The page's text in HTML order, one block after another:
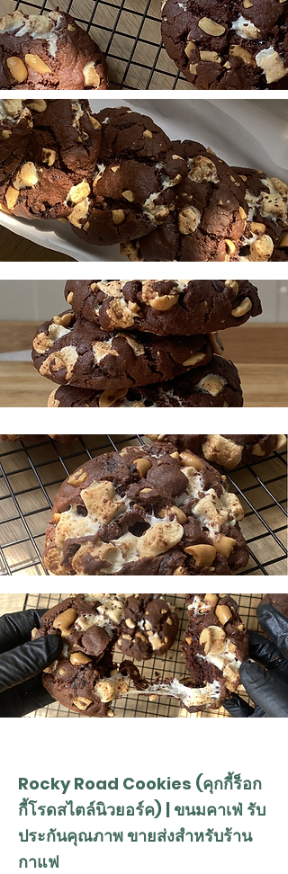
Rocky Road Cookies (คุกกี้ร็อก
กี้โรดสไตล์นิวยอร์ค) | ขนมคาเฟ่ รับ
ประกันคุณภาพ ขายส่งสำหรับร้าน
กาแฟ